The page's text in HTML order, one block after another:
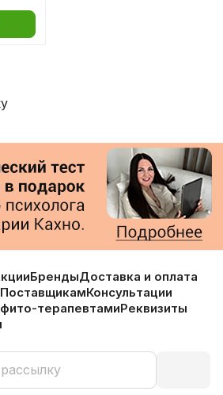
БрендыДоставка и оплата
ПоставщикамКонсультации
терапевтамиРеквизиты